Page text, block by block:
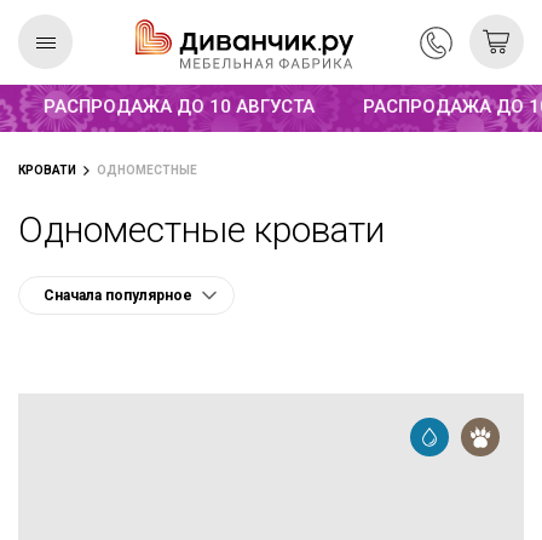
Распродажа до 10 августа
РАСПРОДАЖА ДО 10 АВГУСТА
РАСПРОДАЖА ДО
КРОВАТИ ОДНОМЕСТНЫЕ
Одноместные кровати